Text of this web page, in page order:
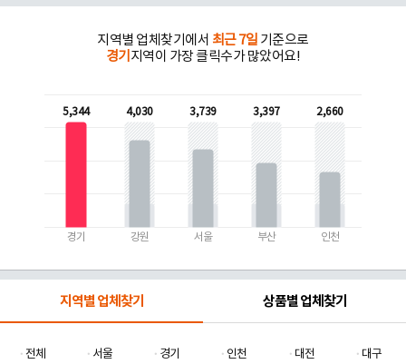
지역별 업체찾기에서 최근 7일 기준으로
경기 지역이 가장 클릭수가 많았어요!
5,344
경기
4,030
강원
3,739
서울
3,397
부산
2,660
인천
지역별 업체찾기 상품별 업체찾기
전체 서울 경기 인천 대전
대구